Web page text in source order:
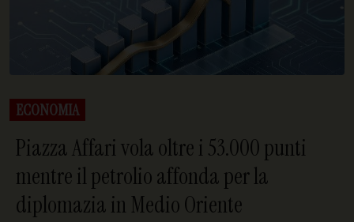
ECONOMIA
Piazza Affari vola oltre i 53.000 punti
mentre il petrolio affonda per la
diplomazia in Medio Oriente